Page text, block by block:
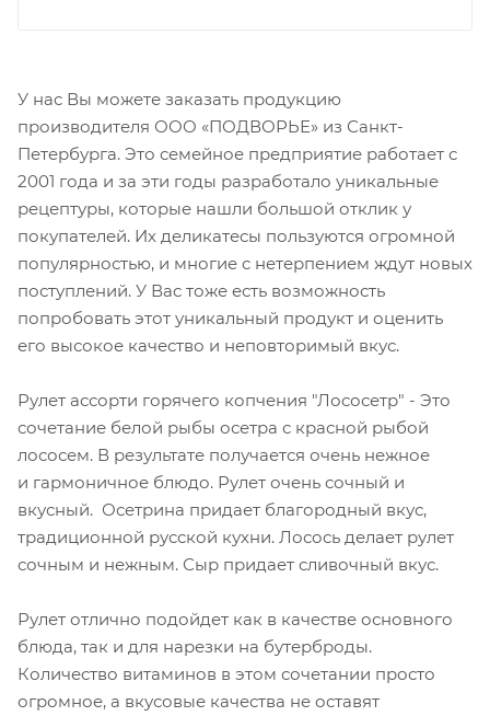
У нас Вы можете заказать продукцию
производителя ООО «ПОДВОРЬЕ» из Санкт-
Петербурга. Это семейное предприятие работает с
2001 года и за эти годы разработало уникальные
рецептуры, которые нашли большой отклик у
покупателей. Их деликатесы пользуются огромной
популярностью, и многие с нетерпением ждут новых
поступлений. У Вас тоже есть возможность
попробовать этот уникальный продукт и оценить
его высокое качество и неповторимый вкус.
Рулет ассорти горячего копчения "Лососетр" - Это
сочетание белой рыбы осетра с красной рыбой
лососем. В результате получается очень нежное
и гармоничное блюдо. Рулет очень сочный и
вкусный. Осетрина придает благородный вкус,
традиционной русской кухни. Лосось делает рулет
сочным и нежным. Сыр придает сливочный вкус.
Рулет отлично подойдет как в качестве основного
блюда, так и для нарезки на бутерброды.
Количество витаминов в этом сочетании просто
огромное, а вкусовые качества не оставят